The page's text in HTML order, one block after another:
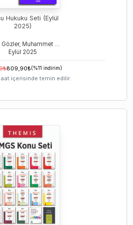
Hukuku Seti (Eylül
2025)
Kemal Gözler, Muhammet Koçakgöl
Eylül 2025
₺809,90₺(%11 indirim)
içerisinde temin edilir.